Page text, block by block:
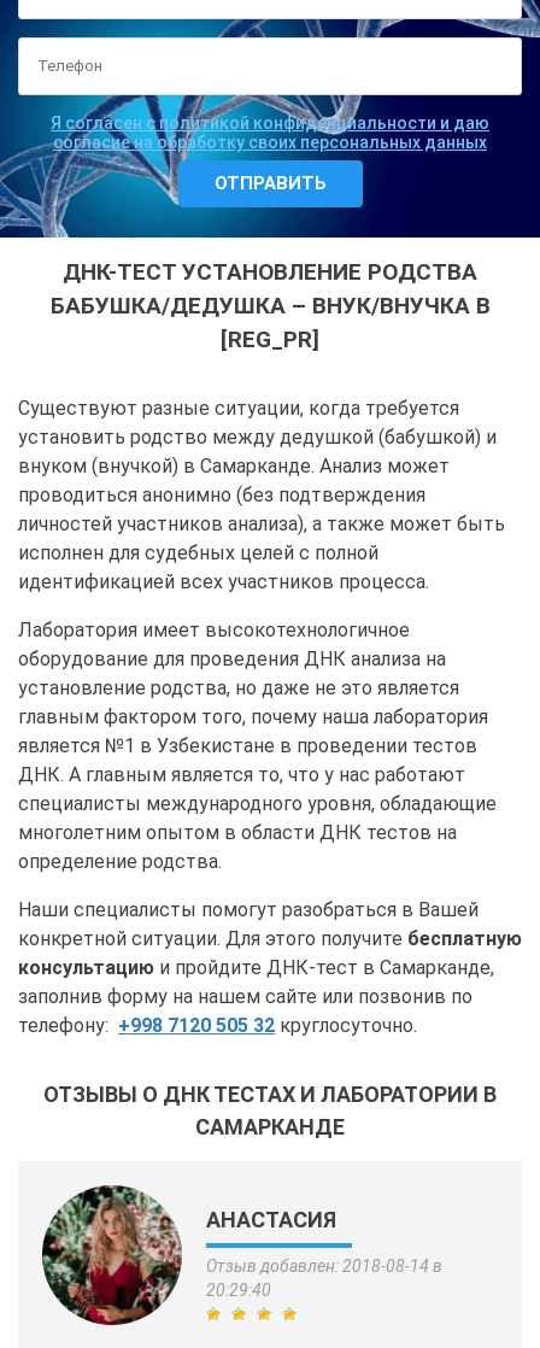
Я согласен с политикой конфиденциальности и даю
согласие на обработку своих персональных данных
ДНК-ТЕСТ УСТАНОВЛЕНИЕ РОДСТВА
БАБУШКА/ДЕДУШКА – ВНУК/ВНУЧКА В
[REG_PR]
Существуют разные ситуации, когда требуется
установить родство между дедушкой (бабушкой) и
внуком (внучкой) в Самарканде. Анализ может
проводиться анонимно (без подтверждения
личностей участников анализа), а также может быть
исполнен для судебных целей с полной
идентификацией всех участников процесса.
Лаборатория имеет высокотехнологичное
оборудование для проведения ДНК анализа на
установление родства, но даже не это является
главным фактором того, почему наша лаборатория
является №1 в Узбекистане в проведении тестов
ДНК. А главным является то, что у нас работают
специалисты международного уровня, обладающие
многолетним опытом в области ДНК тестов на
определение родства.
Наши специалисты помогут разобраться в Вашей
конкретной ситуации. Для этого получите бесплатную
консультацию и пройдите ДНК-тест в Самарканде,
заполнив форму на нашем сайте или позвонив по
телефону: +998 7120 505 32 круглосуточно.
ОТЗЫВЫ О ДНК ТЕСТАХ И ЛАБОРАТОРИИ В
САМАРКАНДЕ
АНАСТАСИЯ
Отзыв добавлен: 2018-08-14 в
20:29:40